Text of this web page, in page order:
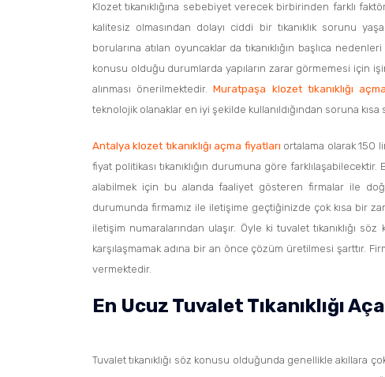
Klozet tıkanıklığına sebebiyet verecek birbirinden farklı
kalitesiz olmasından dolayı ciddi bir tıkanıklık sorunu
borularına atılan oyuncaklar da tıkanıklığın başlıca
konusu olduğu durumlarda yapıların zarar görmemesi için
alınması önerilmektedir.Muratpaşa klozet tıkanıklığı
teknolojik olanaklar en iyi şekilde kullanıldığından soruna
Antalya klozet tıkanıklığı açma fiyatları ortalama olarak 150
fiyat politikası tıkanıklığın durumuna göre
alabilmek için bu alanda faaliyet gösteren firmalar ile
durumunda firmamız ile iletişime geçtiğinizde çok kısa bir
iletişim numaralarından ulaşır. Öyle ki tuvalet tıkanıklığı
karşılaşmamak adına bir an önce çözüm üretilmesi şarttır.
vermektedir.
En Ucuz Tuvalet Tıkanıklığı
Tuvalet tıkanıklığı söz konusu olduğunda genellikle akıllara